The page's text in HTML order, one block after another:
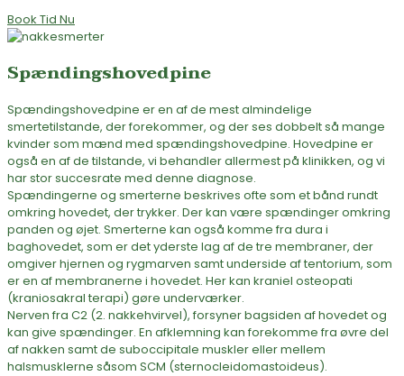
Book Tid Nu
Spændingshovedpine
Spændingshovedpine er en af de mest almindelige
smertetilstande, der forekommer, og der ses dobbelt så mange
kvinder som mænd med spændingshovedpine. Hovedpine er
også en af de tilstande, vi behandler allermest på klinikken, og vi
har stor succesrate med denne diagnose.
Spændingerne og smerterne beskrives ofte som et bånd rundt
omkring hovedet, der trykker. Der kan være spændinger omkring
panden og øjet. Smerterne kan også komme fra dura i
baghovedet, som er det yderste lag af de tre membraner, der
omgiver hjernen og rygmarven samt underside af tentorium, som
er en af membranerne i hovedet. Her kan kraniel osteopati
(kraniosakral terapi) gøre underværker.
Nerven fra C2 (2. nakkehvirvel), forsyner bagsiden af hovedet og
kan give spændinger. En afklemning kan forekomme fra øvre del
af nakken samt de suboccipitale muskler eller mellem
halsmusklerne såsom SCM (sternocleidomastoideus).